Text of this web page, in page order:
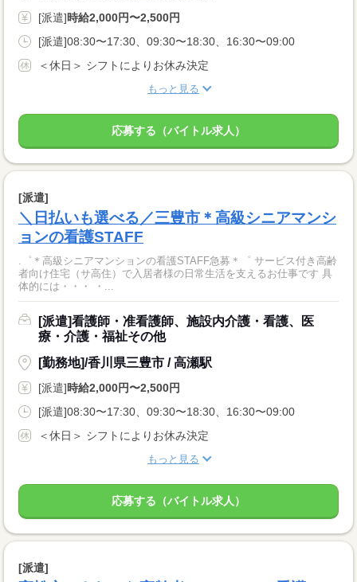
[派遣]時給2,000円〜2,500円
[派遣]08:30〜17:30、09:30〜18:30、16:30〜09:00
＜休日＞ シフトによりお休み決定
もっと見る
応募する（バイトル求人）
[派遣]
＼日払いも選べる／三豊市＊高級シニアマンシ
ョンの看護STAFF
.゜＊高級シニアマンションの看護STAFF急募＊゜ サービス付き高齢
者向け住宅（サ高住）で入居者様の日常生活を支えるお仕事です 具
体的には・・・ ・...
[派遣]看護師・准看護師、施設内介護・看護、医
療・介護・福祉その他
[勤務地]/香川県三豊市 / 高瀬駅
[派遣]時給2,000円〜2,500円
[派遣]08:30〜17:30、09:30〜18:30、16:30〜09:00
＜休日＞ シフトによりお休み決定
もっと見る
応募する（バイトル求人）
[派遣]